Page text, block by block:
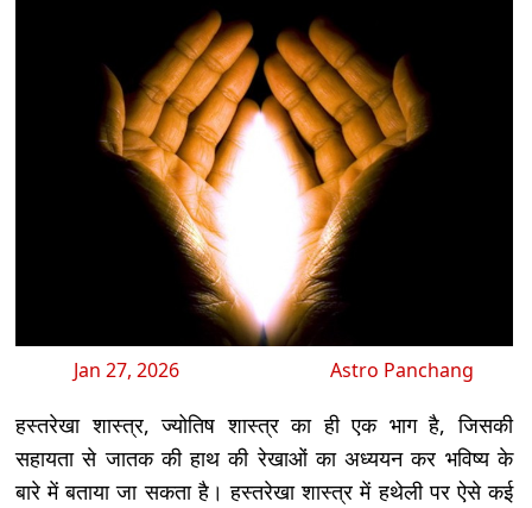
Jan 27, 2026 Astro Panchang
हस्तरेखा शास्त्र, ज्योतिष शास्त्र का ही एक भाग है, जिसकी
सहायता से जातक की हाथ की रेखाओं का अध्ययन कर भविष्य के
बारे में बताया जा सकता है। हस्तरेखा शास्त्र में हथेली पर ऐसे कई